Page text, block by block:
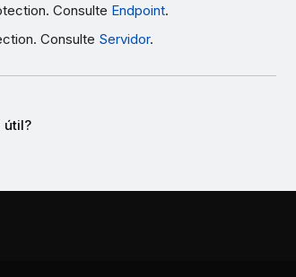
Consulte Endpoint.
Consulte Servidor.
útil?